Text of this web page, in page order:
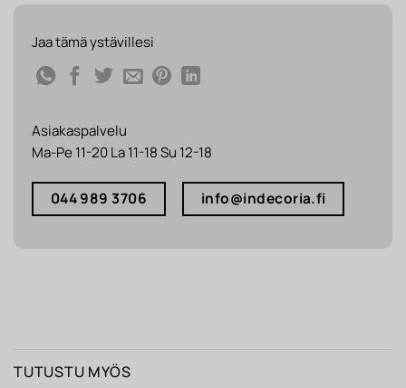
Jaa tämä ystävillesi
Asiakaspalvelu
Ma-Pe 11-20 La 11-18 Su 12-18
044 989 3706 info@indecoria.fi
TUTUSTU MYÖS